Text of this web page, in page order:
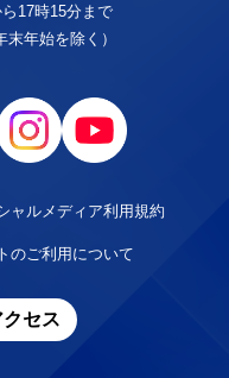
17時15分まで
末年始を除く）
ャルメディア利用規約
のご利用について
セス